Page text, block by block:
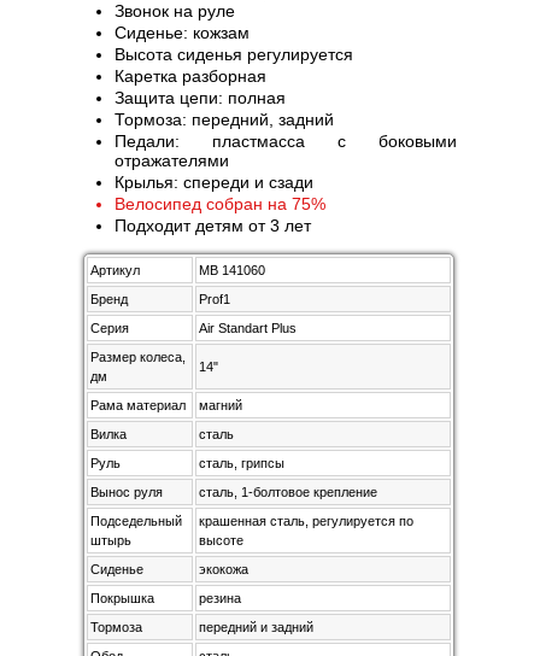
Звонок на руле
Сиденье: кожзам
Высота сиденья регулируется
Каретка разборная
Защита цепи: полная
Тормоза: передний, задний
Педали: пластмасса с боковыми
отражателями
Крылья: спереди и сзади
Велосипед собран на 75%
Подходит детям от 3 лет
Артикул
MB 141060
Бренд
Prof1
Серия
Air Standart Plus
Размер колеса,
дм
14"
Рама материал
магний
Вилка
сталь
Руль
сталь, грипсы
Вынос руля
сталь, 1-болтовое крепление
Подседельный
штырь
крашенная сталь, регулируется по
высоте
Сиденье
экокожа
Покрышка
резина
Тормоза
передний и задний